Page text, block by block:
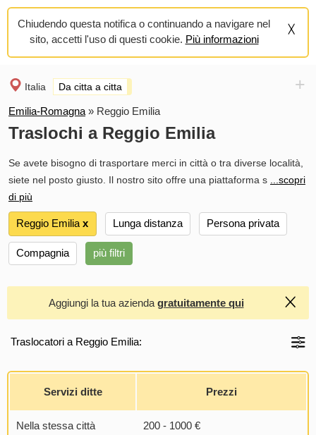
Chiudendo questa notifica o continuando a navigare nel
sito, accetti l'uso di questi cookie. Più informazioni
Italia Da citta a citta +
Emilia-Romagna » Reggio Emilia
Traslochi a Reggio Emilia
Se avete bisogno di trasportare merci in città o tra diverse località,
siete nel posto giusto. Il nostro sito offre una piattaforma s
...scopri
di più
Reggio Emilia х Lunga distanza Persona privata
Compagnia più filtri
Aggiungi la tua azienda gratuitamente qui
Traslocatori a Reggio Emilia:
Servizi ditte Prezzi
Nella stessa città 200 - 1000 €